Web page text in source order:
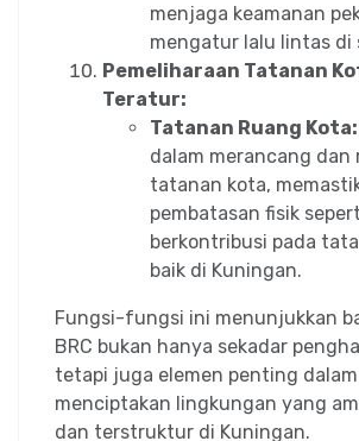
menjaga keamanan
mengatur lalu lintas di
Pemeliharaan Tatanan
Teratur:
Tatanan Ruang Kota:
dalam merancang dan
tatanan kota,
pembatasan fisik
berkontribusi pada
baik di Kuningan.
Fungsi-fungsi ini menunjukkan
BRC bukan hanya sekadar
tetapi juga elemen penting dalam
menciptakan lingkungan yang
dan terstruktur di Kuningan.